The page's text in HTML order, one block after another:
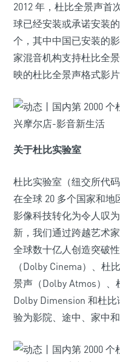
2012 年，杜比全景声首
球已经安装或承诺安装
个，其中中国已安装的
家混音机构支持杜比全
映的杜比全景声格式影片
关于杜比实验室
杜比实验室（纽交所代
在全球 20 多个国家和
影像科技转化为令人叹
新，我们通过跨越艺术
全球数十亿人创造突破
（Dolby Cinema）、杜
景声（Dolby Atmos）、
Dolby Dimension 和杜
验为影院、途中、家中